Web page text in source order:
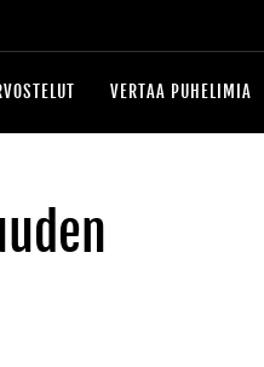
VERTAA PUHELIMIA